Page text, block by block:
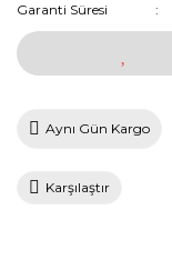
Garanti Süresi
Aynı Gün Kargo
Karşılaştır